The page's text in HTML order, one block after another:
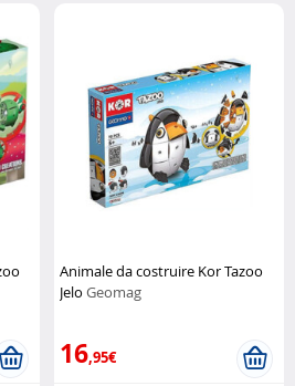
Animale da costruire Kor Tazoo
JeloGeomag
16,95€